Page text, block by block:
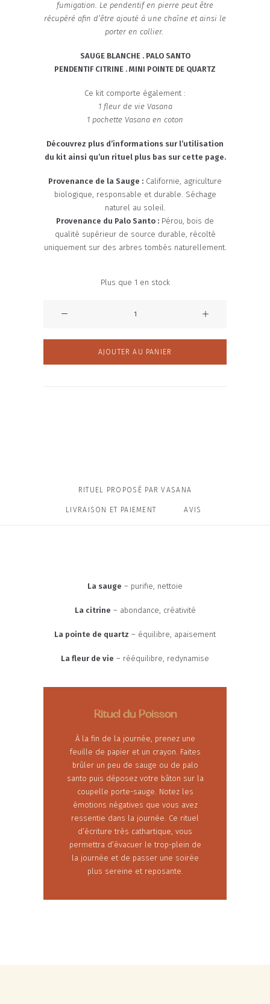
fumigation. Le pendentif en pierre peut être
récupéré afin d’être ajouté à une chaîne et ainsi le
porter en collier.
SAUGE BLANCHE . PALO SANTO
PENDENTIF CITRINE . MINI POINTE DE QUARTZ
Ce kit comporte également :
1 fleur de vie Vasana
1 pochette Vasana en coton
Découvrez plus d’informations sur l’utilisation
du kit ainsi qu’un rituel plus bas sur cette page.
Provenance de la Sauge : Californie, agriculture
biologique, responsable et durable. Séchage
naturel au soleil.
Provenance du Palo Santo : Pérou, bois de
qualité supérieur de source durable, récolté
uniquement sur des arbres tombés naturellement.
Plus que 1 en stock
de
AJOUTER AU PANIER
RITUEL PROPOSÉ PAR VASANA
LIVRAISON ET PAIEMENT AVIS
La sauge – purifie, nettoie
La citrine – abondance, créativité
La pointe de quartz – équilibre, apaisement
La fleur de vie – rééquilibre, redynamise
Rituel du Poisson
À la fin de la journée, prenez une
feuille de papier et un crayon. Faites
brûler un peu de sauge ou de palo
santo puis déposez votre bâton sur la
coupelle porte-sauge. Notez les
émotions négatives que vous avez
ressentie dans la journée. Ce rituel
d’écriture très cathartique, vous
permettra d’évacuer le trop-plein de
la journée et de passer une soirée
plus sereine et reposante.